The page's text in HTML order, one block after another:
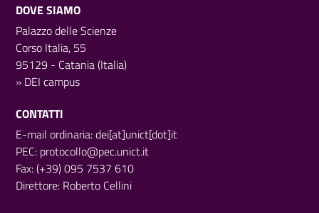
DOVE SIAMO
Palazzo delle Scienze
Corso Italia, 55
95129 - Catania (Italia)
» DEI campus
CONTATTI
E-mail ordinaria: dei[at]unict[dot]it
PEC: protocollo@pec.unict.it
Fax: (+39) 095 7537 610
Direttore: Roberto Cellini